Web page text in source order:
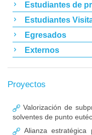
Estudiantes de
Estudiantes
Egresados
Externos
Proyectos
Valorización de
solventes de punto
Alianza